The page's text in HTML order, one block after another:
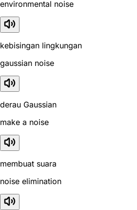
environmental noise
kebisingan lingkungan
gaussian noise
derau Gaussian
make a noise
membuat suara
noise elimination